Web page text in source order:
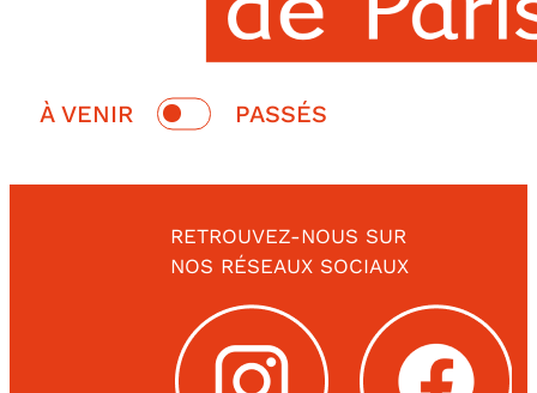
À VENIR
Switch
date
À
venir
Passés PASSÉS
RETROUVEZ-NOUS SUR
NOS RÉSEAUX SOCIAUX